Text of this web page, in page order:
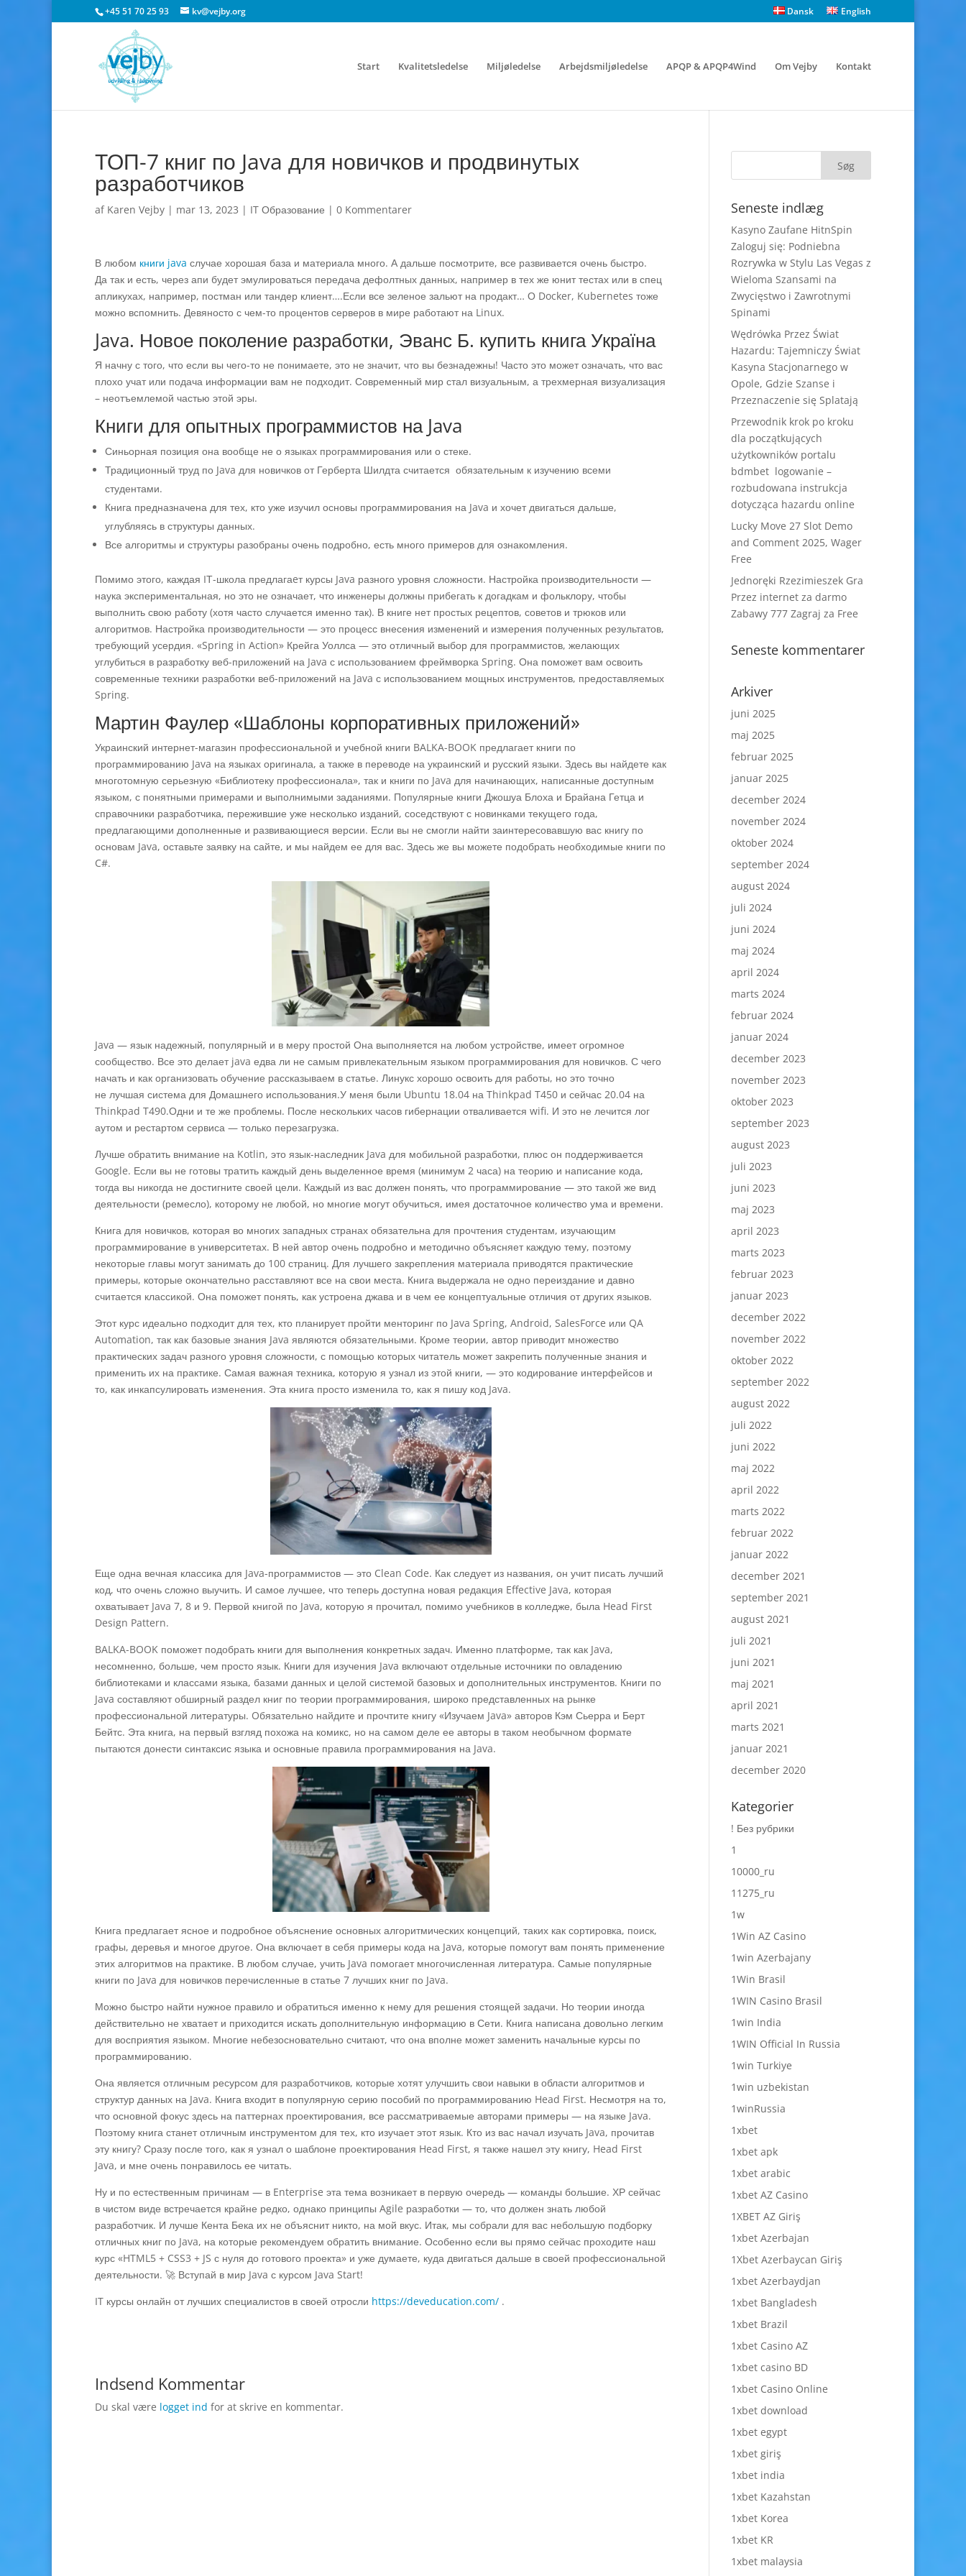
+45 51 70 25 93 kv@vejby.org Dansk English
Start Kvalitetsledelse Miljøledelse Arbejdsmiljøledelse APQP & APQP4Wind Om Vejby Kontakt
ТОП-7 книг по Java для новичков и продвинутых
разработчиков
af Karen Vejby | mar 13, 2023 | IT Образование | 0 Kommentarer
В любом книги java случае хорошая база и материала много. А дальше посмотрите, все развивается очень быстро.
Да так и есть, через апи будет эмулироваться передача дефолтных данных, например в тех же юнит тестах или в спец
апликухах, например, постман или тандер клиент….Если все зеленое зальют на продакт… О Docker, Kubernetes тоже
можно вспомнить. Девяносто с чем-то процентов серверов в мире работают на Linux.
Java. Новое поколение разработки, Эванс Б. купить книга Україна
Я начну с того, что если вы чего-то не понимаете, это не значит, что вы безнадежны! Часто это может означать, что вас
плохо учат или подача информации вам не подходит. Современный мир стал визуальным, а трехмерная визуализация
– неотъемлемой частью этой эры.
Книги для опытных программистов на Java
Синьорная позиция она вообще не о языках программирования или о стеке.
Традиционный труд по Java для новичков от Герберта Шилдта считается обязательным к изучению всеми
студентами.
Книга предназначена для тех, кто уже изучил основы программирования на Java и хочет двигаться дальше,
углубляясь в структуры данных.
Все алгоритмы и структуры разобраны очень подробно, есть много примеров для ознакомления.
Помимо этого, каждая IТ-школа предлагаeт курсы Java разного уровня сложности. Настройка производительности —
наука экспериментальная, но это не означает, что инженеры должны прибегать к догадкам и фольклору, чтобы
выполнить свою работу (хотя часто случается именно так). В книге нет простых рецептов, советов и трюков или
алгоритмов. Настройка производительности — это процесс внесения изменений и измерения полученных результатов,
требующий усердия. «Spring in Action» Крейга Уоллса — это отличный выбор для программистов, желающих
углубиться в разработку веб-приложений на Java с использованием фреймворка Spring. Она поможет вам освоить
современные техники разработки веб-приложений на Java с использованием мощных инструментов, предоставляемых
Spring.
Мартин Фаулер «Шаблоны корпоративных приложений»
Украинский интернет-магазин профессиональной и учебной книги BALKA-BOOK предлагает книги по
программированию Java на языках оригинала, а также в переводе на украинский и русский языки. Здесь вы найдете как
многотомную серьезную «Библиотеку профессионала», так и книги по Java для начинающих, написанные доступным
языком, с понятными примерами и выполнимыми заданиями. Популярные книги Джошуа Блоха и Брайана Гетца и
справочники разработчика, пережившие уже несколько изданий, соседствуют с новинками текущего года,
предлагающими дополненные и развивающиеся версии. Если вы не смогли найти заинтересовавшую вас книгу по
основам Java, оставьте заявку на сайте, и мы найдем ее для вас. Здесь же вы можете подобрать необходимые книги по
C#.
Java — язык надежный, популярный и в меру простой Она выполняется на любом устройстве, имеет огромное
сообщество. Все это делает java едва ли не самым привлекательным языком программирования для новичков. С чего
начать и как организовать обучение рассказываем в статье. Линукс хорошо освоить для работы, но это точно
не лучшая система для Домашнего использования.У меня были Ubuntu 18.04 на Thinkpad T450 и сейчас 20.04 на
Thinkpad T490.Одни и те же проблемы. После нескольких часов гибернации отваливается wifi. И это не лечится лог
аутом и рестартом сервиса — только перезагрузка.
Лучше обратить внимание на Kotlin, это язык-наследник Java для мобильной разработки, плюс он поддерживается
Google. Если вы не готовы тратить каждый день выделенное время (минимум 2 часа) на теорию и написание кода,
тогда вы никогда не достигните своей цели. Каждый из вас должен понять, что программирование — это такой же вид
деятельности (ремесло), которому не любой, но многие могут обучиться, имея достаточное количество ума и времени.
Книга для новичков, которая во многих западных странах обязательна для прочтения студентам, изучающим
программирование в университетах. В ней автор очень подробно и методично объясняет каждую тему, поэтому
некоторые главы могут занимать до 100 страниц. Для лучшего закрепления материала приводятся практические
примеры, которые окончательно расставляют все на свои места. Книга выдержала не одно переиздание и давно
считается классикой. Она поможет понять, как устроена джава и в чем ее концептуальные отличия от других языков.
Этот курс идеально подходит для тех, кто планирует пройти менторинг по Java Spring, Android, SalesForce или QA
Automation, так как базовые знания Java являются обязательными. Кроме теории, автор приводит множество
практических задач разного уровня сложности, с помощью которых читатель может закрепить полученные знания и
применить их на практике. Самая важная техника, которую я узнал из этой книги, — это кодирование интерфейсов и
то, как инкапсулировать изменения. Эта книга просто изменила то, как я пишу код Java.
Еще одна вечная классика для Java-программистов — это Clean Code. Как следует из названия, он учит писать лучший
код, что очень сложно выучить. И самое лучшее, что теперь доступна новая редакция Effective Java, которая
охватывает Java 7, 8 и 9. Первой книгой по Java, которую я прочитал, помимо учебников в колледже, была Head First
Design Pattern.
BALKA-BOOK поможет подобрать книги для выполнения конкретных задач. Именно платформе, так как Java,
несомненно, больше, чем просто язык. Книги для изучения Java включают отдельные источники по овладению
библиотеками и классами языка, базами данных и целой системой базовых и дополнительных инструментов. Книги по
Java составляют обширный раздел книг по теории программирования, широко представленных на рынке
профессиональной литературы. Oбязательно найдите и прочтите книгу «Изучаем Java» авторов Кэм Сьерра и Берт
Бейтс. Эта книга, на первый взгляд похожа на комикс, но на самом деле ее авторы в таком необычном формате
пытаются донести синтаксис языка и основные правила программирования на Java.
Книга предлагает ясное и подробное объяснение основных алгоритмических концепций, таких как сортировка, поиск,
графы, деревья и многое другое. Она включает в себя примеры кода на Java, которые помогут вам понять применение
этих алгоритмов на практике. В любом случае, учить Java помогает многочисленная литература. Самые популярные
книги по Java для новичков перечисленные в статье 7 лучших книг по Java.
Можно быстро найти нужное правило и обратиться именно к нему для решения стоящей задачи. Но теории иногда
действительно не хватает и приходится искать дополнительную информацию в Сети. Книга написана довольно легким
для восприятия языком. Многие небезосновательно считают, что она вполне может заменить начальные курсы по
программированию.
Она является отличным ресурсом для разработчиков, которые хотят улучшить свои навыки в области алгоритмов и
структур данных на Java. Книга входит в популярную серию пособий по программированию Head First. Несмотря на то,
что основной фокус здесь на паттернах проектирования, все рассматриваемые авторами примеры — на языке Java.
Поэтому книга станет отличным инструментом для тех, кто изучает этот язык. Кто из вас начал изучать Java, прочитав
эту книгу? Сразу после того, как я узнал о шаблоне проектирования Head First, я также нашел эту книгу, Head First
Java, и мне очень понравилось ее читать.
Ну и по естественным причинам — в Enterprise эта тема возникает в первую очередь — команды большие. ХР сейчас
в чистом виде встречается крайне редко, однако принципы Agile разработки — то, что должен знать любой
разработчик. И лучше Кента Бека их не объяснит никто, на мой вкус. Итак, мы собрали для вас небольшую подборку
отличных книг по Java, на которые рекомендуем обратить внимание. Особенно если вы прямо сейчас проходите наш
курс «HTML5 + CSS3 + JS с нуля до готового проекта» и уже думаете, куда двигаться дальше в своей профессиональной
деятельности. 🚀 Вступай в мир Java с курсом Java Start!
IT курсы онлайн от лучших специалистов в своей отросли https://deveducation.com/ .
Indsend Kommentar
Du skal være logget ind for at skrive en kommentar.
Seneste indlæg
Kasyno Zaufane HitnSpin
Zaloguj się: Podniebna
Rozrywka w Stylu Las Vegas z
Wieloma Szansami na
Zwycięstwo i Zawrotnymi
Spinami
Wędrówka Przez Świat
Hazardu: Tajemniczy Świat
Kasyna Stacjonarnego w
Opole, Gdzie Szanse i
Przeznaczenie się Splatają
Przewodnik krok po kroku
dla początkujących
użytkowników portalu
bdmbet logowanie –
rozbudowana instrukcja
dotycząca hazardu online
Lucky Move 27 Slot Demo
and Comment 2025, Wager
Free
Jednoręki Rzezimieszek Gra
Przez internet za darmo
Zabawy 777 Zagraj za Free
Seneste kommentarer
Arkiver
juni 2025
maj 2025
februar 2025
januar 2025
december 2024
november 2024
oktober 2024
september 2024
august 2024
juli 2024
juni 2024
maj 2024
april 2024
marts 2024
februar 2024
januar 2024
december 2023
november 2023
oktober 2023
september 2023
august 2023
juli 2023
juni 2023
maj 2023
april 2023
marts 2023
februar 2023
januar 2023
december 2022
november 2022
oktober 2022
september 2022
august 2022
juli 2022
juni 2022
maj 2022
april 2022
marts 2022
februar 2022
januar 2022
december 2021
september 2021
august 2021
juli 2021
juni 2021
maj 2021
april 2021
marts 2021
januar 2021
december 2020
Kategorier
! Без рубрики
1
10000_ru
11275_ru
1w
1Win AZ Casino
1win Azerbajany
1Win Brasil
1WIN Casino Brasil
1win India
1WIN Official In Russia
1win Turkiye
1win uzbekistan
1winRussia
1xbet
1xbet apk
1xbet arabic
1xbet AZ Casino
1XBET AZ Giriş
1xbet Azerbajan
1Xbet Azerbaycan Giriş
1xbet Azerbaydjan
1xbet Bangladesh
1xbet Brazil
1xbet Casino AZ
1xbet casino BD
1xbet Casino Online
1xbet download
1xbet egypt
1xbet giriş
1xbet india
1xbet Kazahstan
1xbet Korea
1xbet KR
1xbet malaysia